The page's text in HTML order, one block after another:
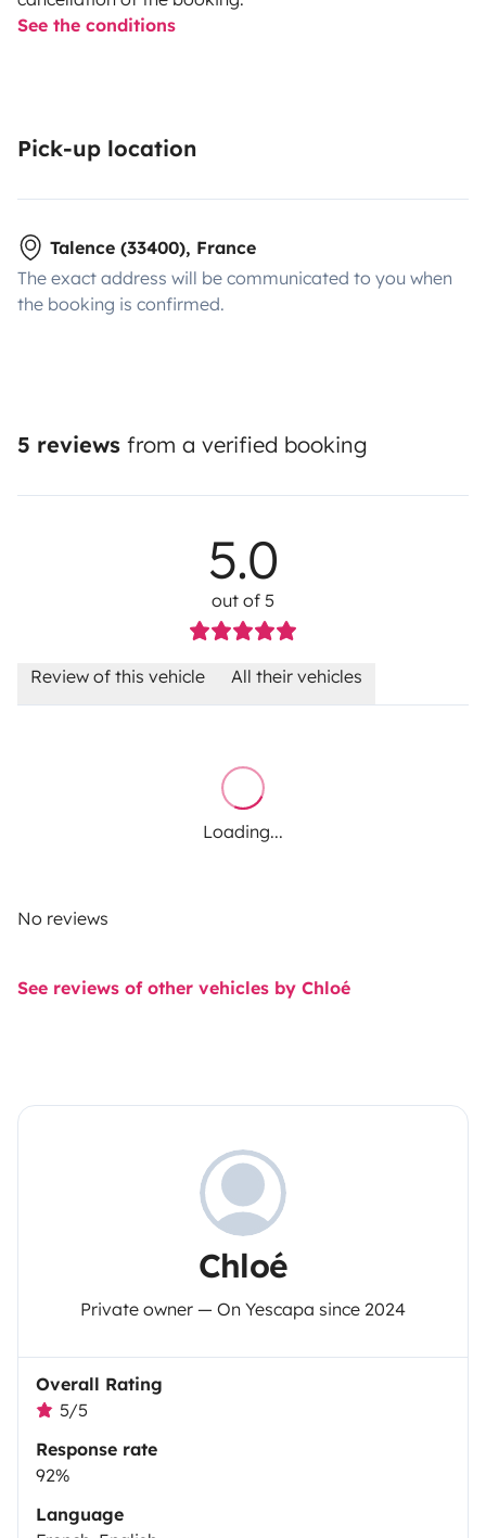
See the conditions
Pick-up location
Talence (33400), France
The exact address will be communicated to you when
the booking is confirmed.
5 reviews from a verified booking
5.0
out of 5
Review of this vehicle All their vehicles
Loading...
No reviews
See reviews of other vehicles by Chloé
Chloé
Private owner — On Yescapa since 2024
Overall Rating
5/5
Response rate
92%
Language